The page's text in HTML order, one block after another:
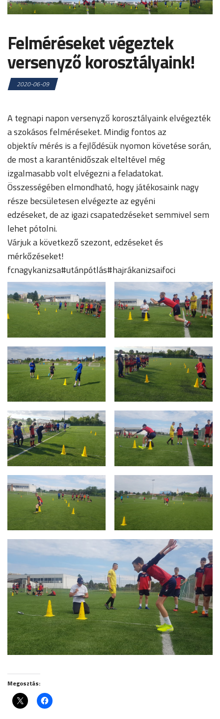
Felméréseket végeztek
versenyző korosztályaink!
2020-06-09
A tegnapi napon versenyző korosztályaink elvégezték
a szokásos felméréseket. Mindig fontos az
objektív mérés is a fejlődésük nyomon követése során,
de most a karanténidőszak elteltével még
izgalmasabb volt elvégezni a feladatokat.
Összességében elmondható, hogy játékosaink nagy
része becsületesen elvégezte az egyéni
edzéseket, de az igazi csapatedzéseket semmivel sem
lehet pótolni.
Várjuk a következő szezont, edzéseket és
mérkőzéseket!
fcnagykanizsa#utánpótlás#hajrákanizsaifoci
Megosztás: